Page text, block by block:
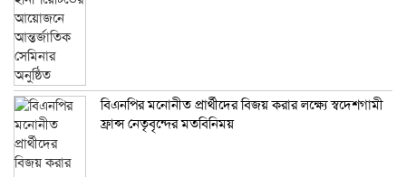
বিএনপির মনোনীত প্রার্থীদের বিজয় করার লক্ষ্যে স্বদেশগামী
ফ্রান্স নেতৃবৃন্দের মতবিনিময়